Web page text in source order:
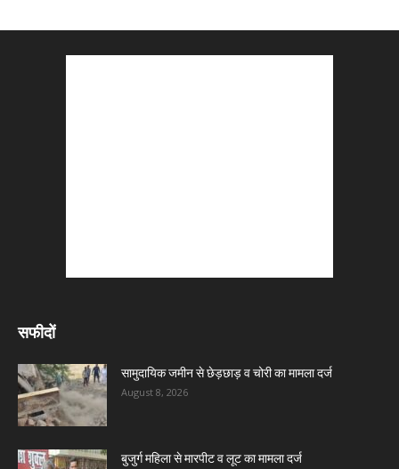
सफीदों
सामुदायिक जमीन से छेड़छाड़ व चोरी का मामला दर्ज
August 8, 2026
बुजुर्ग महिला से मारपीट व लूट का मामला दर्ज